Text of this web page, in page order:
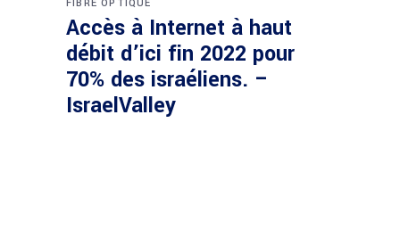
FIBRE OPTIQUE
Accès à Internet à haut
débit d’ici fin 2022 pour
70% des israéliens. –
IsraelValley